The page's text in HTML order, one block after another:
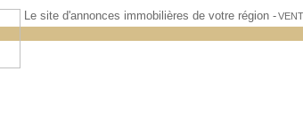
Le site d'annonces immobilières de votre région -